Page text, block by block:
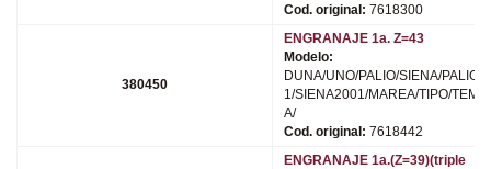
Cod. original: 7618300
380450
ENGRANAJE 1a. Z=43
Modelo:
DUNA/UNO/PALIO/SIENA/
1/SIENA2001/MAREA/TIPO/
A/
Cod. original: 7618442
ENGRANAJE 1a.(Z=39)(triple